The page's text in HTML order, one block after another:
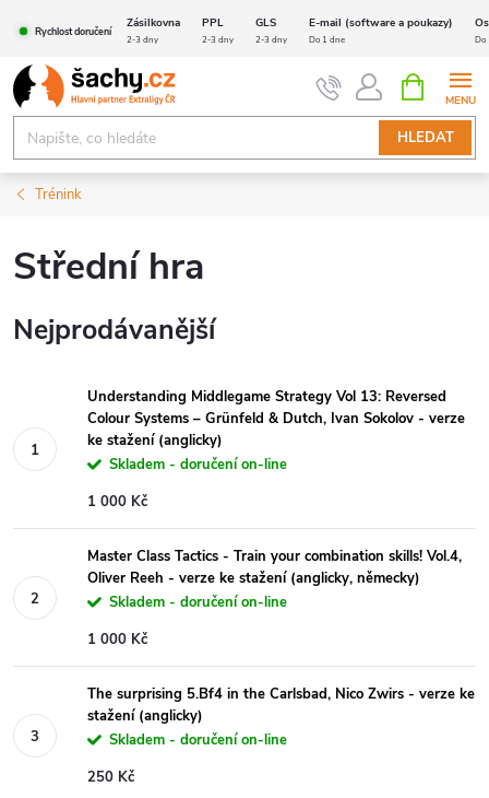
obsah
Rychlost doručení
Zásilkovna PPL GLS E-mail (software a poukazy)
2-3 dny 2-3 dny 2-3 dny Do 1 dne Do
HLEDAT
NÁKUPNÍ
KOŠÍK
Trénink
Střední hra
Nejprodávanější
Understanding Middlegame Strategy Vol 13: Reversed
Colour Systems – Grünfeld & Dutch, Ivan Sokolov - verze
ke stažení (anglicky)
Skladem - doručení on-line
1 000 Kč
Master Class Tactics - Train your combination skills! Vol.4,
Oliver Reeh - verze ke stažení (anglicky, německy)
Skladem - doručení on-line
1 000 Kč
The surprising 5.Bf4 in the Carlsbad, Nico Zwirs - verze ke
stažení (anglicky)
Skladem - doručení on-line
250 Kč